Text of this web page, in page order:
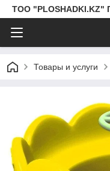
ТОО "PLOSHADKI.KZ"
Товары и услуги